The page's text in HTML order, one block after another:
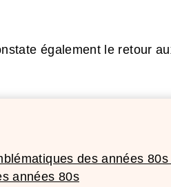
également le retour
des années 80s
années 80s